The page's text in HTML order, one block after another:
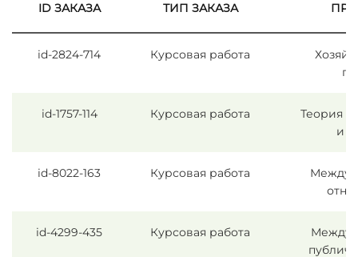
ID ЗАКАЗА ТИП ЗАКАЗА
id-2824-714 Курсовая работа
id-1757-114 Курсовая работа
Теория
и
id-8022-163 Курсовая работа
id-4299-435 Курсовая работа